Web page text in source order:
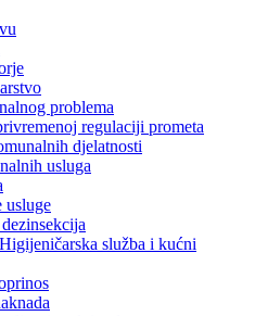
problema
regulaciji prometa
djelatnosti
usluga
usluge
služba i kućni